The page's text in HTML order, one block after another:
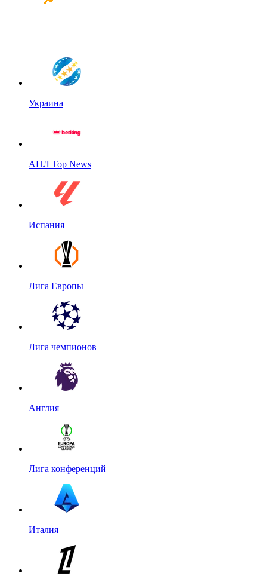
Украина
АПЛ Top News
Испания
Лига Европы
Лига чемпионов
Англия
Лига конференций
Италия